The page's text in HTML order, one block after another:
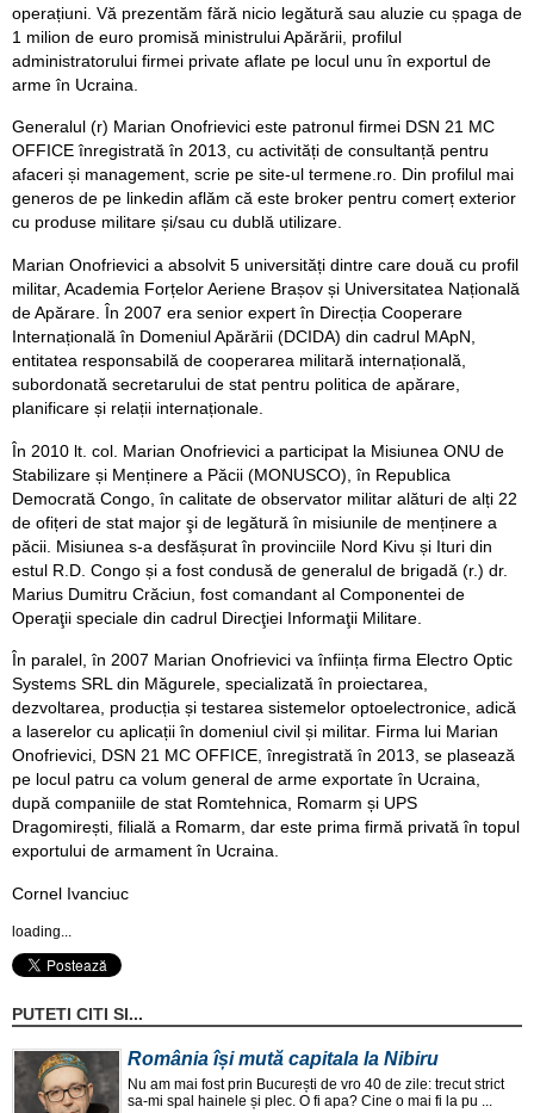
operațiuni. Vă prezentăm fără nicio legătură sau aluzie cu șpaga de
1 milion de euro promisă ministrului Apărării, profilul
administratorului firmei private aflate pe locul unu în exportul de
arme în Ucraina.
Generalul (r) Marian Onofrievici este patronul firmei DSN 21 MC
OFFICE înregistrată în 2013, cu activități de consultanță pentru
afaceri și management, scrie pe site-ul termene.ro. Din profilul mai
generos de pe linkedin aflăm că este broker pentru comerț exterior
cu produse militare și/sau cu dublă utilizare.
Marian Onofrievici a absolvit 5 universități dintre care două cu profil
militar, Academia Forțelor Aeriene Brașov și Universitatea Națională
de Apărare. În 2007 era senior expert în Direcția Cooperare
Internațională în Domeniul Apărării (DCIDA) din cadrul MApN,
entitatea responsabilă de cooperarea militară internațională,
subordonată secretarului de stat pentru politica de apărare,
planificare și relații internaționale.
În 2010 lt. col. Marian Onofrievici a participat la Misiunea ONU de
Stabilizare și Menținere a Păcii (MONUSCO), în Republica
Democrată Congo, în calitate de observator militar alături de alți 22
de ofițeri de stat major şi de legătură în misiunile de menținere a
păcii. Misiunea s-a desfășurat în provinciile Nord Kivu și Ituri din
estul R.D. Congo și a fost condusă de generalul de brigadă (r.) dr.
Marius Dumitru Crăciun, fost comandant al Componentei de
Operaţii speciale din cadrul Direcţiei Informaţii Militare.
În paralel, în 2007 Marian Onofrievici va înființa firma Electro Optic
Systems SRL din Măgurele, specializată în proiectarea,
dezvoltarea, producția și testarea sistemelor optoelectronice, adică
a laserelor cu aplicații în domeniul civil și militar. Firma lui Marian
Onofrievici, DSN 21 MC OFFICE, înregistrată în 2013, se plasează
pe locul patru ca volum general de arme exportate în Ucraina,
după companiile de stat Romtehnica, Romarm și UPS
Dragomirești, filială a Romarm, dar este prima firmă privată în topul
exportului de armament în Ucraina.
Cornel Ivanciuc
loading...
PUTETI CITI SI...
România își mută capitala la Nibiru
Nu am mai fost prin București de vro 40 de zile: trecut strict
sa-mi spal hainele și plec. O fi apa? Cine o mai fi la pu ...